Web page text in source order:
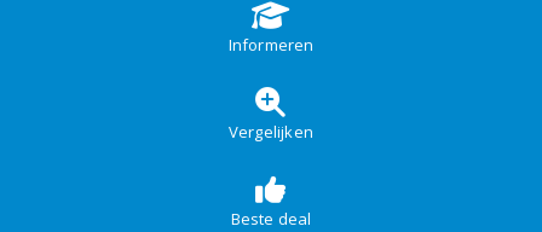
Informeren
Vergelijken
Beste deal